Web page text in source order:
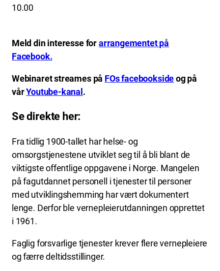
10.00
Meld din interesse forarrangementet på
Facebook.
Webinaret streames på FOs facebooksideog på
vårYoutube-kanal .
Se direkte her:
Fra tidlig 1900-tallet har helse- og
omsorgstjenestene utviklet seg til å bli blant de
viktigste offentlige oppgavene i Norge. Mangelen
på fagutdannet personell i tjenester til personer
med utviklingshemming har vært dokumentert
lenge. Derfor ble vernepleierutdanningen opprettet
i 1961.
Faglig forsvarlige tjenester krever flere vernepleiere
og færre deltidsstillinger.